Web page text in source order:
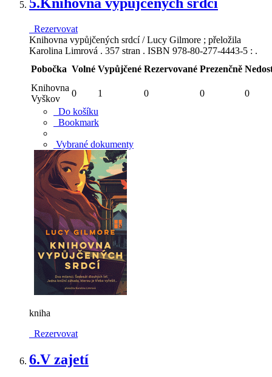
Rezervovat
Knihovna vypůjčených srdcí / Lucy Gilmore ; přeložila
Karolina Limrová . 357 stran . ISBN 978-80-277-4443-5 : .
Pobočka Volné Vypůjčené Rezervované Prezenčně
Knihovna
Vyškov
0 1 0 0
0
Do košíku
Bookmark
Vybrané dokumenty
kniha
Rezervovat
6.V zajetí